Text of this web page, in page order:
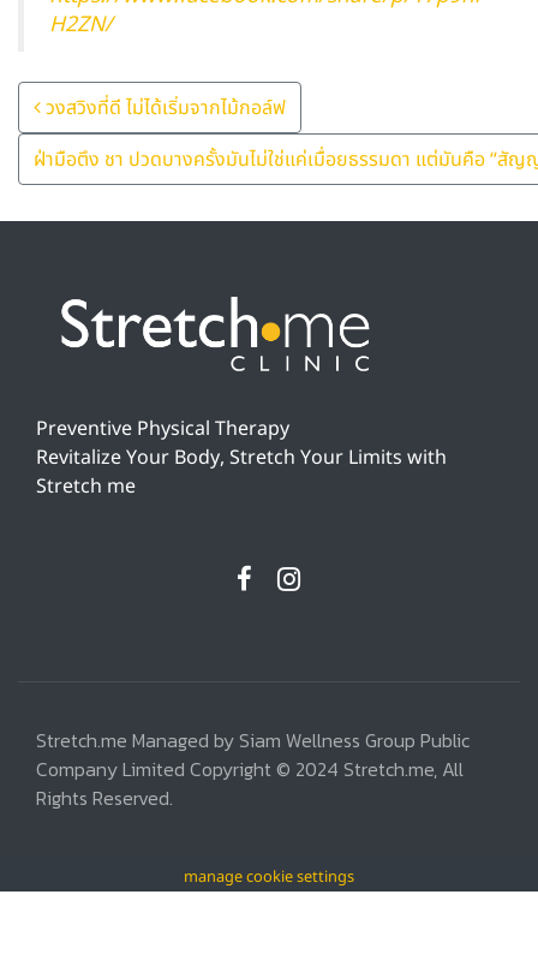
H2ZN/
Post Navigation
วงสวิงที่ดี ไม่ได้เริ่มจากไม้กอล์ฟ
ฝ่ามือตึง ชา ปวดบางครั้งมันไม่ใช่แค่เมื่อยธรรมดา แต่มันคือ “สัญ
Preventive Physical Therapy
Revitalize Your Body, Stretch Your Limits with
Stretch me
Stretch.me Managed by Siam Wellness Group Public
Company Limited Copyright © 2024 Stretch.me, All
Rights Reserved.
manage cookie settings